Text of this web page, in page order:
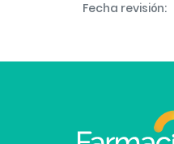
Fecha revisión: